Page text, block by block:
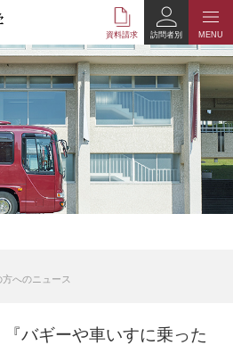
資料請求 MENU
訪問者別
へのニュース
『バギーや車いすに乗った